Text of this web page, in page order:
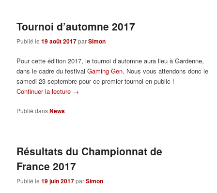
Tournoi d’automne 2017
Publié le19 août 2017parSimon
Pour cette édition 2017, le tournoi d’automne aura lieu à Gardenne,
dans le cadre du festivalGaming Gen. Nous vous attendons donc le
samedi 23 septembre pour ce premier tournoi en public !
Continuer la lecture →
Publié dansNews
Résultats du Championnat de
France 2017
Publié le19 juin 2017parSimon